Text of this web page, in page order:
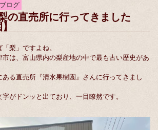
ログ
の直売所に行ってきました
梨」ですよね。
は、富山県内の梨産地の中で最も古い歴史があ
る直売所『清水果樹園』さんに行ってきまし
がドンッと出ており、一目瞭然です。